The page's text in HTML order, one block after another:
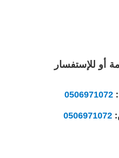
أو للإستفسار
0506971072
0506971072